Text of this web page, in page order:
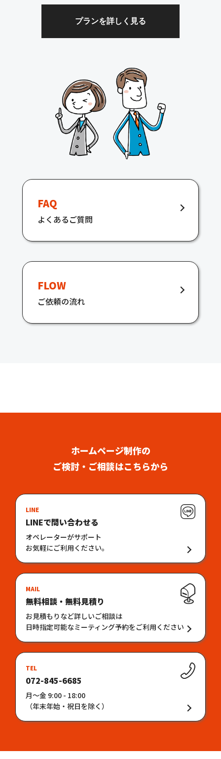
プランを詳しく見る
FAQ
よくあるご質問
FLOW
ご依頼の流れ
ホームページ制作の
ご検討・ご相談はこちらから
LINE
LINEで問い合わせる
オペレーターがサポート
お気軽にご利用ください。
MAIL
無料相談・無料見積り
お見積もりなど詳しいご相談は
日時指定可能なミーティング予約をご利用ください
TEL
072-845-6685
月〜金 9:00 - 18:00
（年末年始・祝日を除く）